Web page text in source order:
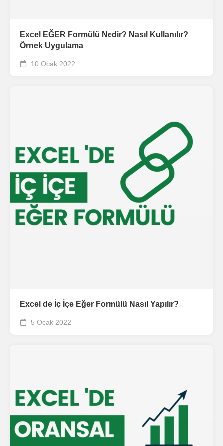
Excel EĞER Formülü Nedir? Nasıl Kullanılır?
Örnek Uygulama
10 Ocak 2022
Excel de İç İçe Eğer Formülü Nasıl Yapılır?
5 Ocak 2022